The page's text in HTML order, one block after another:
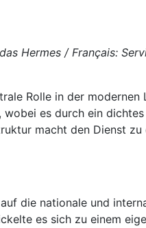
Hermes / Français:
Rolle in der modernen
es durch ein
macht den Dienst zu
die nationale und
es sich zu einem